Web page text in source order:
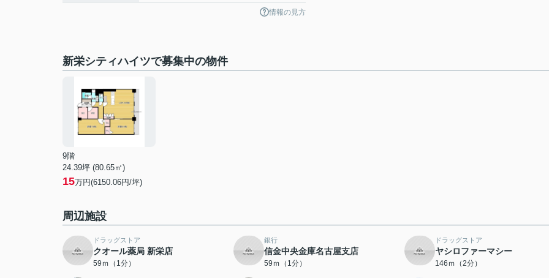
情報の見方
新栄シティハイツで募集中の物件
9階
24.39坪 (80.65㎡)
15万円(6150.06円/坪)
周辺施設
ドラッグストア
クオール薬局 新栄店
59ｍ（1分）
銀行
信金中央金庫名古屋支店
59ｍ（1分）
ドラッグストア
ヤシロファーマシー
146ｍ（2分）